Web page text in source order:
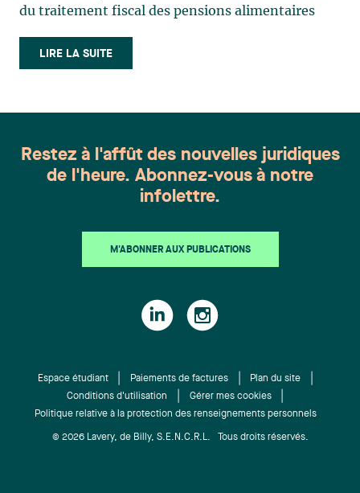
du traitement fiscal des pensions alimentaires
LIRE LA SUITE
Restez à l'affût des nouvelles juridiques
de l'heure. Abonnez-vous à notre
infolettre.
M'ABONNER AUX PUBLICATIONS
Espace étudiant Paiements de factures
Plan du site
Conditions d'utilisation
Gérer mes cookies
Politique relative à la protection des renseignements personnels
© 2026 Lavery, de Billy, S.E.N.C.R.L. Tous droits réservés.